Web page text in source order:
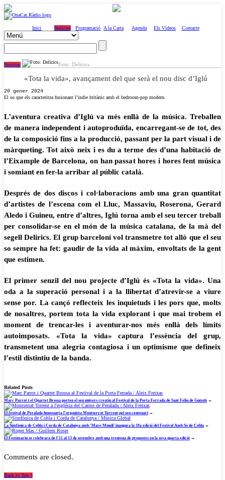
Inici Notícies Programació A la Carta Agenda Els Vídeos Contacte
Notícies Foto: Delirics
«Tota la vida», avançament del que serà el nou disc d’Iglú
20 gener 2024
El so que els caracteritza fusionant l’indie britànic amb el bedroom-pop modern.
L’aventura creativa d’Iglú va més enllà de la música. Treballen
de manera independent i autoproduïda, encarregant-se de tot, des
de la composició fins a la producció, passant per la part visual i de
màrqueting. Tot això neix i es du a terme des d’una habitació de
l’Eixample de Barcelona, on han passat hores i hores fent música
i somiant en fer-la arribar al públic català.
Després de dos discos i col·laboracions amb una gran quantitat
d’artistes de l’escena com el Lluc, Massaviu, Roserona, Gerard
Aledo i Guineu, entre d’altres, Iglú torna amb el seu tercer treball
per consolidar-se en el món de la música catalana, de la mà del
segell Delirics. El grup barceloní vol transmetre tot allò que el seu
so sempre ha fet: gaudir de la vida al màxim, envoltats de la gent
que estimen.
El primer senzil del nou projecte d’Iglú és «Tota la vida». Una
oda a la superació personal i a la llibertat d’atrevir-se a viure
sense por. La cançó reflecteix les inquietuds i les pors que, molts
de nosaltres, portem tota la vida explorant i que mai trobem el
moment de trencar-les i aventurar-nos més enllà dels límits
autoimposats. «Tota la vida» captura l’essència del grup,
transmetent una alegria contagiosa i un optimisme que defineix
l’estil distintiu de la banda.
Related Posts
Marc Parrot i el Quartet Brossa porten el seu univers creatiu al Festival de la Porta Ferrada de Sant Feliu de Guíxols →
El festival de Peralada homenatja l’organista Montserrat Torrent pel seu centenari →
La Simfònica de Cobla i Corda de Catalunya amb ‘Mare Mundi’ inaugura la 10a edició del Festival Amb So de Cobla →
El Festimariu se celebrarà de l’11 al 13 de setembre amb una trentena de propostes en la seva quarta edició →
Comments are closed.
Back to Top ↑